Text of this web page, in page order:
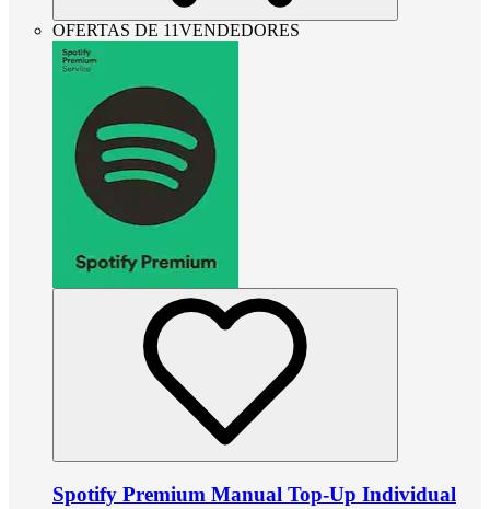
OFERTAS DE 11VENDEDORES
Spotify Premium Manual Top-Up Individual